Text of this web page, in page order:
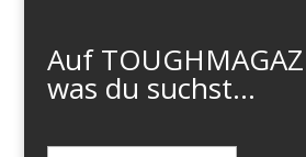
Auf
was du suchst...